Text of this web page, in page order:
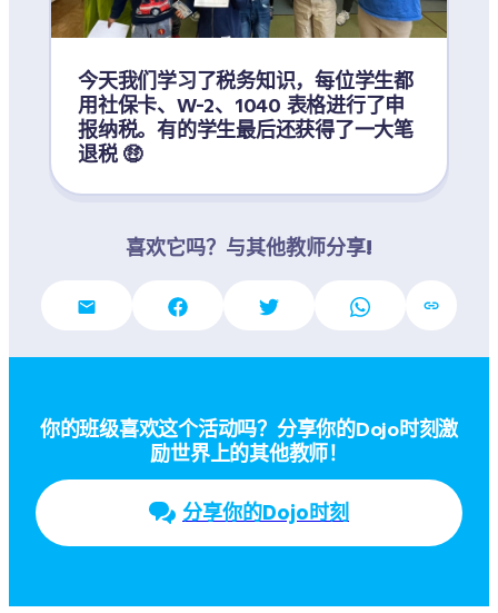
今天我们学习了税务知识，每位学生都
用社保卡、W-2、1040 表格进行了申
报纳税。有的学生最后还获得了一大笔
退税 🤑
喜欢它吗？与其他教师分享!
你的班级喜欢这个活动吗？分享你的Dojo时刻激
励世界上的其他教师！
分享你的Dojo时刻